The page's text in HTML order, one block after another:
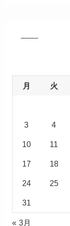
月 火
3 4
10 11
17 18
24 25
31
« 3月